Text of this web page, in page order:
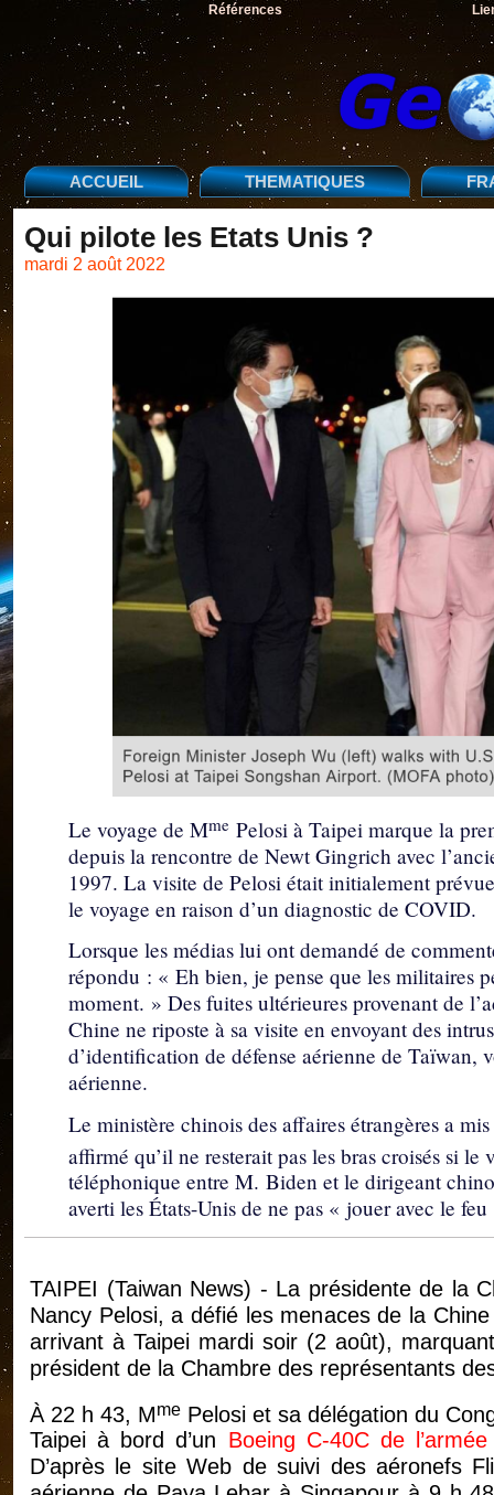
Références
ACCUEIL THEMATIQUES
Qui pilote les Etats Unis ?
mardi 2 août 2022
Le voyage de Mme Pelosi à Taipei marque la
depuis la rencontre de Newt Gingrich avec
1997. La visite de Pelosi était initialement
le voyage en raison d’un diagnostic de COVID.
Lorsque les médias lui ont demandé de
répondu : « Eh bien, je pense que les militaires
moment. » Des fuites ultérieures provenant de
Chine ne riposte à sa visite en envoyant des
d’identification de défense aérienne de Taïwan,
aérienne.
Le ministère chinois des affaires étrangères a
affirmé qu’il ne resterait pas les bras croisés si le
téléphonique entre M. Biden et le dirigeant
averti les États-Unis de ne pas « jouer avec le
TAIPEI (Taiwan News) - La présidente de la
Nancy Pelosi, a défié les menaces de la
arrivant à Taipei mardi soir (2 août),
président de la Chambre des représentants
À 22 h 43, Mme Pelosi et sa délégation du
Taipei à bord d’un Boeing C-40C de
D’après le site Web de suivi des aéronefs